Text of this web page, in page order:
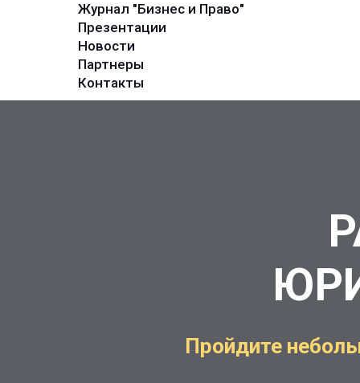
Журнал "Бизнес и Право"
Презентации
Новости
Партнеры
Контакты
Пройдите